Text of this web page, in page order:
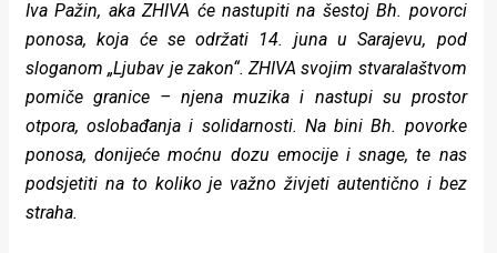
pokretu
Ideje
koje
rade
Iva Pažin, aka ZHIVA će nastupiti na šestoj Bh. povorci
ponosa, koja će se održati 14. juna u Sarajevu, pod
sloganom „Ljubav je zakon“. ZHIVA svojim stvaralaštvom
pomiče granice – njena muzika i nastupi su prostor
otpora, oslobađanja i solidarnosti. Na bini Bh. povorke
ponosa, donijeće moćnu dozu emocije i snage, te nas
podsjetiti na to koliko je važno živjeti autentično i bez
straha.